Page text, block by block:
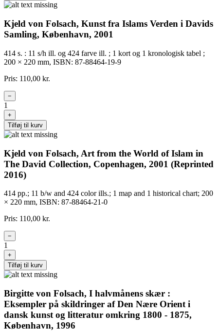
Kjeld von Folsach, Kunst fra Islams Verden i Davids
Samling, København, 2001
414 s. : 11 s/h ill. og 424 farve ill. ; 1 kort og 1 kronologisk tabel ;
200 × 220 mm, ISBN: 87-88464-19-9
Pris: 110,00 kr.
−
1
+
Tilføj til kurv
Kjeld von Folsach, Art from the World of Islam in
The David Collection, Copenhagen, 2001 (Reprinted
2016)
414 pp.; 11 b/w and 424 color ills.; 1 map and 1 historical chart; 200
× 220 mm, ISBN: 87-88464-21-0
Pris: 110,00 kr.
−
1
+
Tilføj til kurv
Birgitte von Folsach, I halvmånens skær :
Eksempler på skildringer af Den Nære Orient i
dansk kunst og litteratur omkring 1800 - 1875,
København, 1996